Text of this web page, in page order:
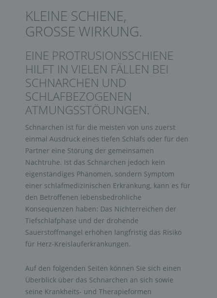
KLEINE SCHIENE,
GROSSE WIRKUNG.
EINE PROTRUSIONSSCHIENE
HILFT IN VIELEN FÄLLEN BEI
SCHNARCHEN UND
SCHLAFBEZOGENEN
ATMUNGSSTÖRUNGEN.
Schnarchen ist für die meisten von uns zuerst
einmal Ausdruck eines tiefen Schlafs oder für den
Partner eine Störung der gemeinsamen
Nachtruhe. Ist das Schnarchen jedoch kein
eigenständiges Phänomen, sondern Symptom
einer schlafmedizinischen Erkrankung, kann es für
den Betroffenen lebensbedrohliche
Konsequenzen haben: Das Nichterreichen der
Tiefschlafphase und der drohende
Sauerstoffmangel erhöhen langfristig das Risiko
für Herz-Kreislauferkrankungen.
Auf den folgenden Seiten können Sie sich einen
Überblick über das Schnarchen an sich sowie
seine Krankheits- und Therapieformen